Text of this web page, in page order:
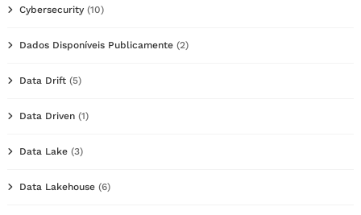
Cybersecurity (10)
Dados Disponíveis Publicamente (2)
Data Drift (5)
Data Driven (1)
Data Lake (3)
Data Lakehouse (6)